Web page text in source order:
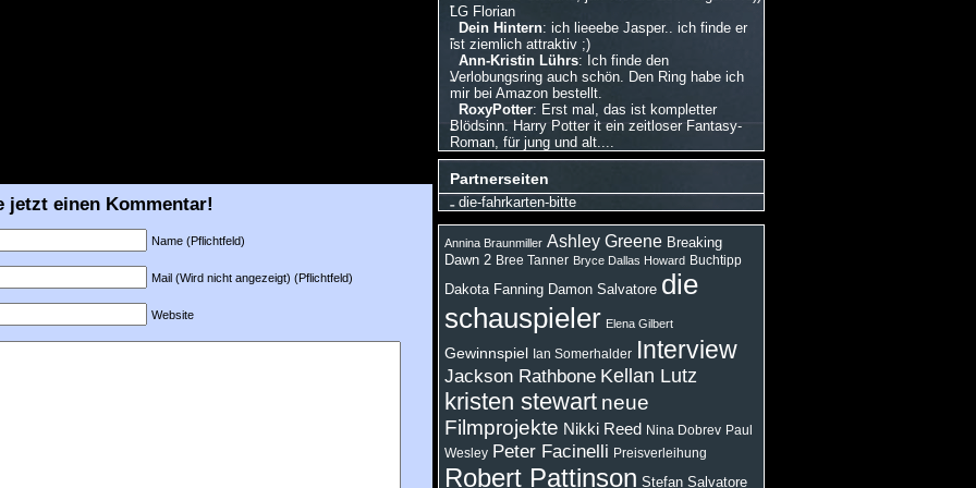
jetzt einen Kommentar!
Name (Pflichtfeld)
Mail (Wird nicht angezeigt) (Pflichtfeld)
Website
LG Florian
Dein Hintern: ich lieeebe Jasper.. ich finde er
ist ziemlich attraktiv ;)
Ann-Kristin Lührs: Ich finde den
Verlobungsring auch schön. Den Ring habe ich
mir bei Amazon bestellt.
RoxyPotter: Erst mal, das ist kompletter
Blödsinn. Harry Potter it ein zeitloser Fantasy-
Roman, für jung und alt....
Partnerseiten
die-fahrkarten-bitte
Annina Braunmiller Ashley Greene Breaking
Dawn 2 Bree Tanner Bryce Dallas Howard Buchtipp
Dakota Fanning Damon Salvatore die
schauspieler Elena Gilbert
Gewinnspiel Ian Somerhalder Interview
Jackson Rathbone Kellan Lutz
kristen stewart neue
Filmprojekte Nikki Reed Nina Dobrev Paul
Wesley Peter Facinelli Preisverleihung
Robert Pattinson Stefan Salvatore